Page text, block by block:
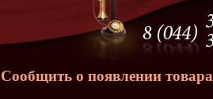
Сообщить о появлении товара